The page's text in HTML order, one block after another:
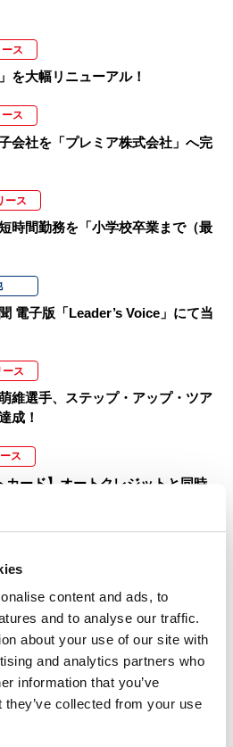
content and ads, to
and to analyse our traffic.
about your use of our site with
and analytics partners who
information that you’ve
collected from your use
ス
を大幅リニューアル！
ス
会社を「プレミア株式会社」へ完
ース
時間勤務を「小学校卒業まで（最
電子版「Leader’s Voice」にて当
ース
維選手、ステップ・アップ・ツア
成！
ス
カード】オートクレジットと同時
ード 「...
王&カンパニー社との合弁会社
COMPANY